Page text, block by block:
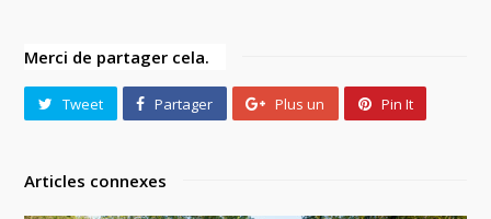
Merci de partager cela.
Tweet Partager Plus un Pin It
Articles connexes